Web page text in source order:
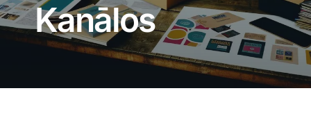
Blogs
Attēlu galerija
Kanālos